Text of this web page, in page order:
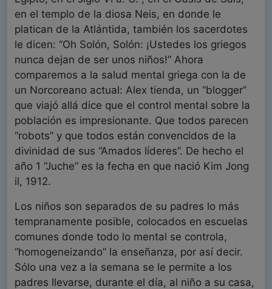
en el templo de la diosa Neis, en donde le
platican de la Atlántida, también los sacerdotes
le dicen: “Oh Solón, Solón: ¡Ustedes los griegos
nunca dejan de ser unos niños!” Ahora
comparemos a la salud mental griega con la de
un Norcoreano actual: Alex tienda, un “blogger”
que viajó allá dice que el control mental sobre la
población es impresionante. Que todos parecen
“robots” y que todos están convencidos de la
divinidad de sus “Amados líderes”. De hecho el
año 1 “Juche” es la fecha en que nació Kim Jong
il, 1912.
Los niños son separados de su padres lo más
tempranamente posible, colocados en escuelas
comunes donde todo lo mental se controla,
“homogeneizando” la enseñanza, por así decir.
Sólo una vez a la semana se le permite a los
padres llevarse, durante el día, al niño a su casa,